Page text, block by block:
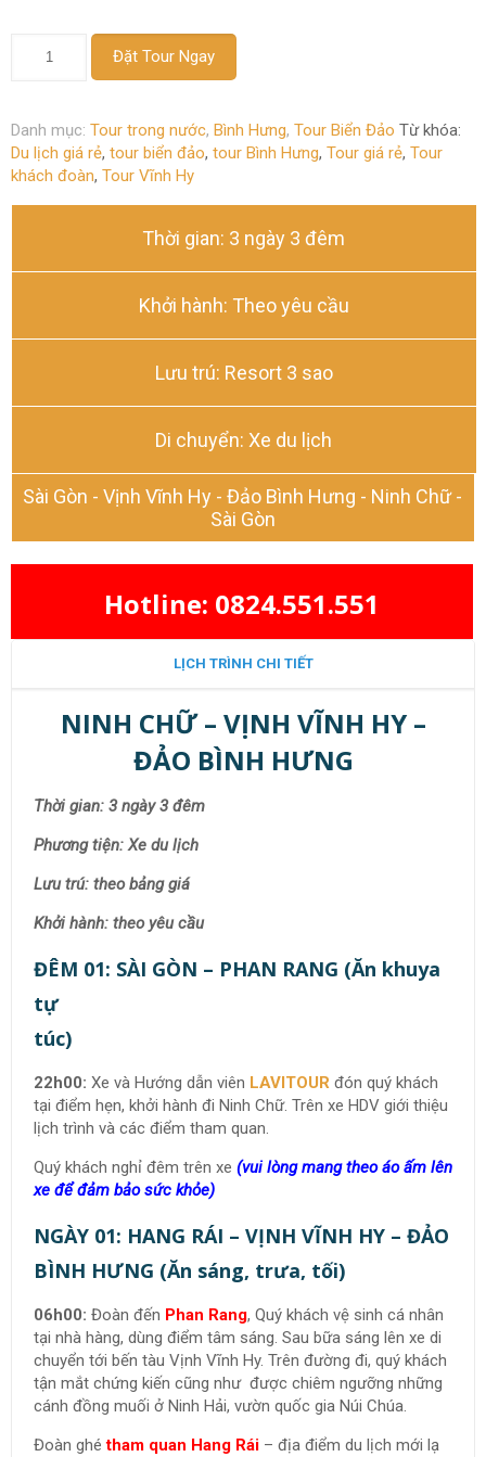
Chữ
–
Vĩnh
Hy
Hưng
Sài
lượng
Đặt Tour Ngay
Danh mục: Tour trong nước, Bình Hưng, Tour Biển Đảo Từ khóa:
Du lịch giá rẻ, tour biển đảo, tour Bình Hưng, Tour giá rẻ, Tour
khách đoàn, Tour Vĩnh Hy
Thời gian: 3 ngày 3 đêm
Khởi hành: Theo yêu cầu
Lưu trú: Resort 3 sao
Di chuyển: Xe du lịch
Sài Gòn - Vịnh Vĩnh Hy - Đảo Bình Hưng - Ninh Chữ -
Sài Gòn
Hotline: 0824.551.551
LỊCH TRÌNH CHI TIẾT
NINH CHỮ – VỊNH VĨNH HY –
ĐẢO BÌNH HƯNG
Thời gian: 3 ngày 3 đêm
Phương tiện: Xe du lịch
Lưu trú: theo bảng giá
Khởi hành: theo yêu cầu
ĐÊM 01: SÀI GÒN – PHAN RANG (Ăn khuya
tự
túc)
22h00: Xe và Hướng dẫn viên LAVITOUR đón quý khách
tại điểm hẹn, khởi hành đi Ninh Chữ. Trên xe HDV giới thiệu
lịch trình và các điểm tham quan.
Quý khách nghỉ đêm trên xe (vui lòng mang theo áo ấm lên
xe để đảm bảo sức khỏe)
NGÀY 01: HANG RÁI – VỊNH VĨNH HY – ĐẢO
BÌNH HƯNG (Ăn sáng, trưa, tối)
06h00: Đoàn đến Phan Rang, Quý khách vệ sinh cá nhân
tại nhà hàng, dùng điểm tâm sáng. Sau bữa sáng lên xe di
chuyển tới bến tàu Vịnh Vĩnh Hy. Trên đường đi, quý khách
tận mắt chứng kiến cũng như được chiêm ngưỡng những
cánh đồng muối ở Ninh Hải, vườn quốc gia Núi Chúa.
Đoàn ghétham quan Hang Rái – địa điểm du lịch mới lạ